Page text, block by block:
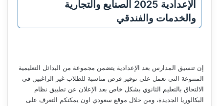
الإعدادية 2025 الصنايع والتجارية
والخدمات والفندقي
إن تنسيق المدارس بعد الإعدادية يتضمن مجموعة من البدائل التعليمية
المتنوعة التي تعمل على توفير فرص مناسبة للطلاب غير الراغبين في
الالتحاق بالتعليم الثانوي بشكل خاص بعد الإعلان عن تطبيق نظام
البكالوريا الجديدة، ومن خلال موقع سعودي اون يمكنكم التعرف على